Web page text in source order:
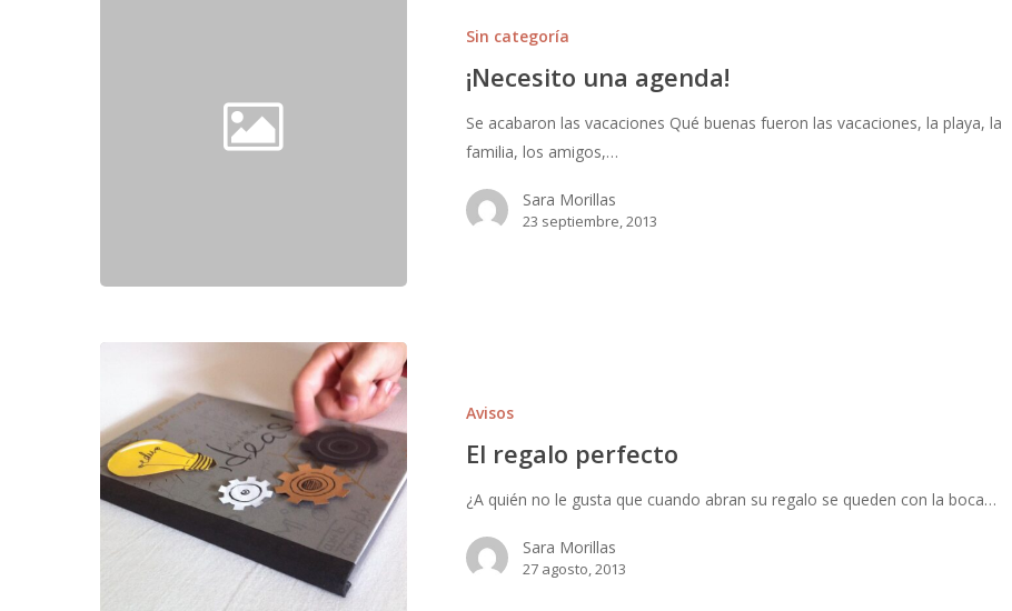
Sin categoría
¡Necesito una agenda!
Se acabaron las vacaciones Qué buenas fueron las vacaciones, la playa, la
familia, los amigos,…
Sara Morillas
23 septiembre, 2013
Avisos
El regalo perfecto
¿A quién no le gusta que cuando abran su regalo se queden con la boca…
Sara Morillas
27 agosto, 2013